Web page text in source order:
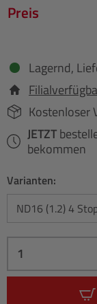
Preis
Lagernd,
Kostenloser
JETZT
bekommen
Varianten: